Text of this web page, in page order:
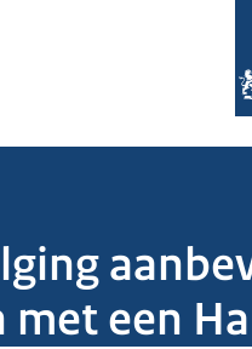
met een